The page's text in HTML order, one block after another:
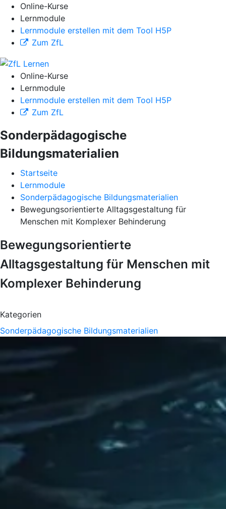
Online-Kurse
Lernmodule
Lernmodule erstellen mit dem Tool H5P
Zum ZfL
Online-Kurse
Lernmodule
Lernmodule erstellen mit dem Tool H5P
Zum ZfL
Sonderpädagogische
Bildungsmaterialien
Startseite
Lernmodule
Sonderpädagogische Bildungsmaterialien
Bewegungsorientierte Alltagsgestaltung für
Menschen mit Komplexer Behinderung
Bewegungsorientierte
Alltagsgestaltung für Menschen mit
Komplexer Behinderung
Kategorien
Sonderpädagogische Bildungsmaterialien